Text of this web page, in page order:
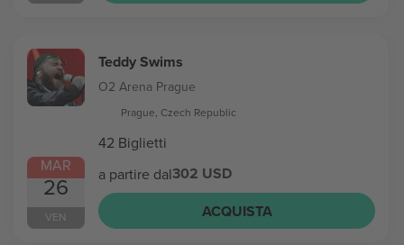
MAR
26
VEN
Teddy Swims
O2 Arena Prague
Prague, Czech Republic
42 Biglietti
a partire dal302 USD
ACQUISTA